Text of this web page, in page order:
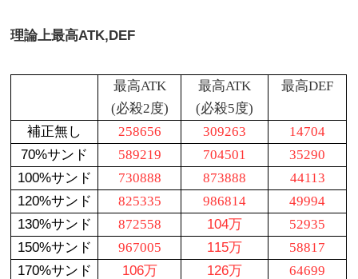
理論上最高ATK,DEF
最高ATK
(必殺2度)
最高ATK
(必殺5度)
最高DEF
補正無し 258656 309263
14704
70%サンド
589219 704501
35290
100%サンド
730888 873888
44113
120%サンド
825335 986814
49994
130%サンド
872558 104万
52935
150%サンド
967005 115万
58817
170%サンド
106万 126万
64699